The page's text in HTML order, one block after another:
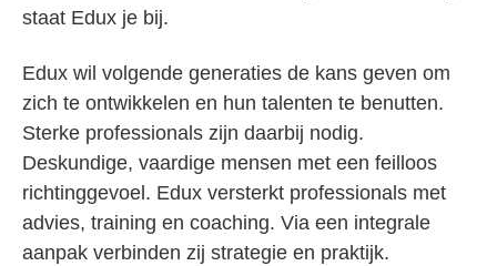
staat Edux je bij.
Edux wil volgende generaties de kans geven om
zich te ontwikkelen en hun talenten te benutten.
Sterke professionals zijn daarbij nodig.
Deskundige, vaardige mensen met een feilloos
richtinggevoel. Edux versterkt professionals met
advies, training en coaching. Via een integrale
aanpak verbinden zij strategie en praktijk.